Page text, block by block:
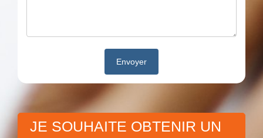
JE SOUHAITE OBTENIR UN